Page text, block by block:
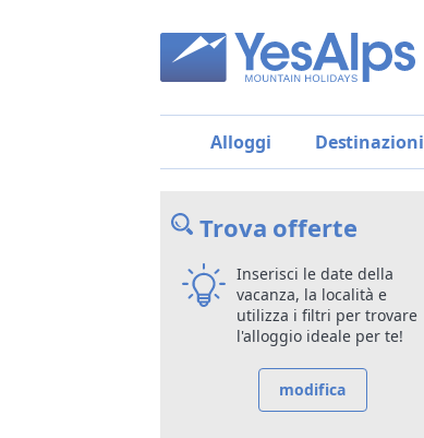
Alloggi Destinazioni
Trova offerte
Inserisci le date della
vacanza, la località e
utilizza i filtri per trovare
l'alloggio ideale per te!